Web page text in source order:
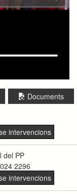
Documents
intervencions
del PP
2296
intervencions